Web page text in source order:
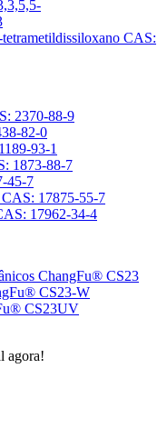
CAS:
2370-88-9
82-0
93-1
1873-88-7
45-7
17875-55-7
17962-34-4
ChangFu® CS23
CS23-W
CS23UV
agora!